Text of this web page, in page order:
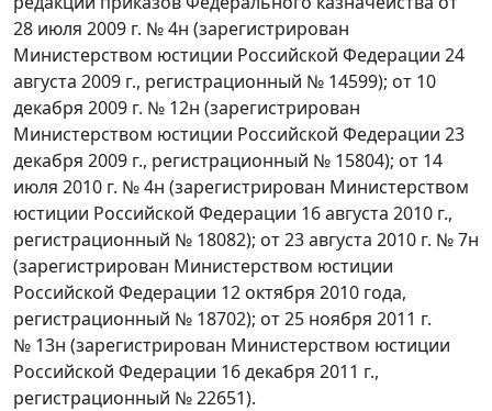
28 июля 2009 г. № 4н (зарегистрирован
Министерством юстиции Российской Федерации 24
августа 2009 г., регистрационный № 14599); от 10
декабря 2009 г. № 12н (зарегистрирован
Министерством юстиции Российской Федерации 23
декабря 2009 г., регистрационный № 15804); от 14
июля 2010 г. № 4н (зарегистрирован Министерством
юстиции Российской Федерации 16 августа 2010 г.,
регистрационный № 18082); от 23 августа 2010 г. № 7н
(зарегистрирован Министерством юстиции
Российской Федерации 12 октября 2010 года,
регистрационный № 18702); от 25 ноября 2011 г.
№ 13н (зарегистрирован Министерством юстиции
Российской Федерации 16 декабря 2011 г.,
регистрационный № 22651).